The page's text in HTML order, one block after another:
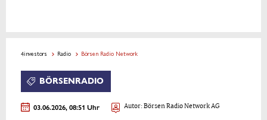
4investors Radio Börsen Radio Network
BÖRSENRADIO
03.06.2026, 08:51 Uhr Autor: Börsen Radio Network AG